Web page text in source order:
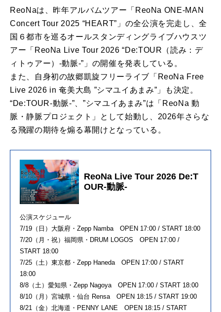
ReoNaは、昨年アルバムツアー「ReoNa ONE-MAN
Concert Tour 2025 “HEART”」の全公演を完走し、全
国６都市を巡るオールスタンディングライブハウスツ
アー「ReoNa Live Tour 2026 “De:TOUR（読み：デ
ィトゥアー）-動脈-”」の開催を発表している。
また、自身初の故郷凱旋フリーライブ「ReoNa Free
Live 2026 in 奄美大島 ”シマユイあまみ”」も決定。
“De:TOUR-動脈-”、”シマユイあまみ”は「ReoNa 動
脈・静脈プロジェクト」として始動し、2026年さらな
る飛躍の期待を煽る幕開けとなっている。
ReoNa Live Tour 2026 De:T
OUR-動脈-
公演スケジュール
7/19（日）大阪府・Zepp Namba OPEN 17:00 / START 18:00
7/20（月・祝）福岡県・DRUM LOGOS OPEN 17:00 /
START 18:00
7/25（土）東京都・Zepp Haneda OPEN 17:00 / START
18:00
8/8（土）愛知県・Zepp Nagoya OPEN 17:00 / START 18:00
8/10（月）宮城県・仙台 Rensa OPEN 18:15 / START 19:00
8/21（金）北海道・PENNY LANE OPEN 18:15 / START